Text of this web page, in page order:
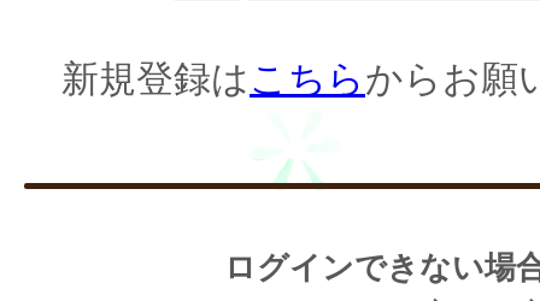
新規登録はこちらからお願
ログインできない場